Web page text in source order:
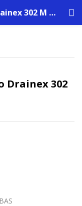
Bomba Sumergible Modelo Drainex 302 M | 1,5 HP | Drenaje
Drainex 302